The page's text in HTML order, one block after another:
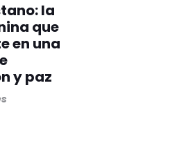
la
que
en una
y paz